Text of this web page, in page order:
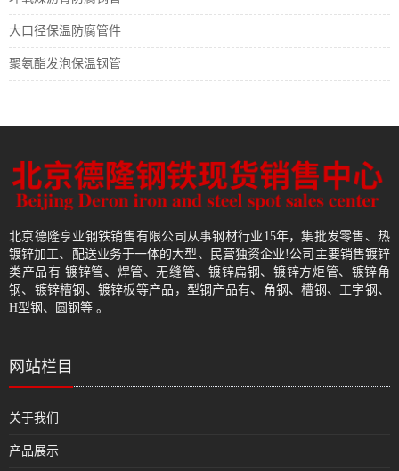
大口径保温防腐管件
聚氨酯发泡保温钢管
北京德隆亨业钢铁销售有限公司从事钢材行业15年，集批发零售、热
镀锌加工、配送业务于一体的大型、民营独资企业!公司主要销售镀锌
类产品有 镀锌管、焊管、无缝管、镀锌扁钢、镀锌方炬管、镀锌角
钢、镀锌槽钢、镀锌板等产品，型钢产品有、角钢、槽钢、工字钢、
H型钢、圆钢等 。
网站栏目
关于我们
产品展示